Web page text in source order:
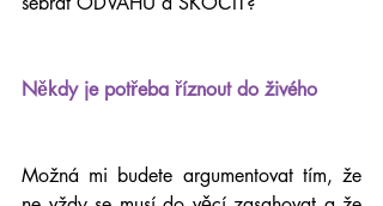
Někdy je potřeba říznout do živého
Možná mi budete argumentovat tím, že